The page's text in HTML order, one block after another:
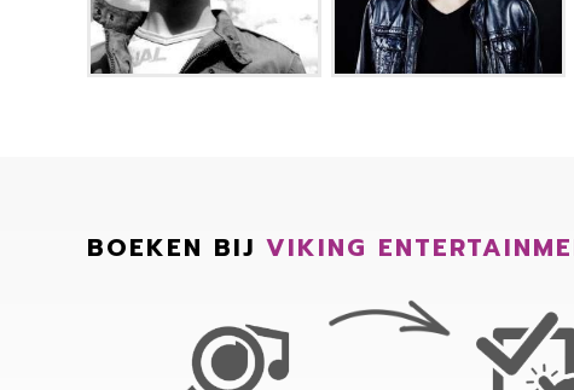
BOEKEN BIJ VIKING